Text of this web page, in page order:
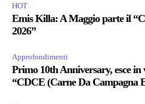
HOT
Emis Killa: A Maggio parte il
2026”
Approfondimenti
Primo 10th Anniversary, esce in
“CDCE (Carne Da Campagna